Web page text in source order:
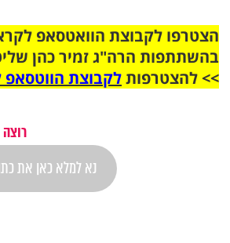
בהשתתפות הרה"ג זמיר כהן
>> להצטרפותלקבוצת הווטסאפ